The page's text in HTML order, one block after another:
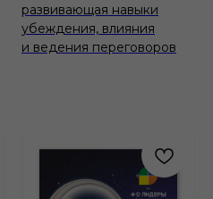
развивающая навыки
убеждения, влияния
и ведения переговоров